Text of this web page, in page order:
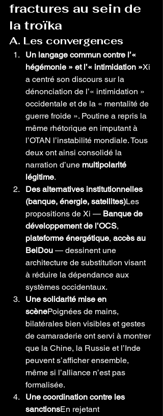
fractures au sein de
la troïka
A. Les convergences
Un langage commun contre l’«
hégémonie » et l’« intimidation »Xi
a centré son discours sur la
dénonciation de l’« intimidation »
occidentale et de la « mentalité de
guerre froide ». Poutine a repris la
même rhétorique en imputant à
l’OTAN l’instabilité mondiale. Tous
deux ont ainsi consolidé la
narration d’une multipolarité
légitime.
Des alternatives institutionnelles
(banque, énergie, satellites)Les
propositions de Xi — Banque de
développement de l’OCS,
plateforme énergétique, accès au
BeiDou — dessinent une
architecture de substitution visant
à réduire la dépendance aux
systèmes occidentaux.
Une solidarité mise en
scènePoignées de mains,
bilatérales bien visibles et gestes
de camaraderie ont servi à montrer
que la Chine, la Russie et l’Inde
peuvent s’afficher ensemble,
même si l’alliance n’est pas
formalisée.
Une coordination contre les
sanctionsEn rejetant